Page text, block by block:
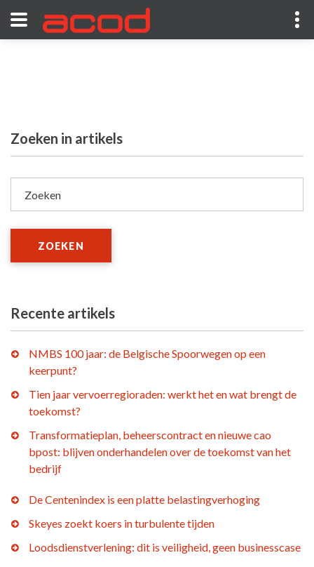
Zoeken in artikels
Zoeken
ZOEKEN
Recente artikels
NMBS 100 jaar: de Belgische Spoorwegen op een
keerpunt?
Tien jaar vervoerregioraden: werkt het en wat brengt de
toekomst?
Transformatieplan, beheerscontract en nieuwe cao
bpost: blijven onderhandelen over de toekomst van het
bedrijf
De Centenindex is een platte belastingverhoging
Skeyes zoekt koers in turbulente tijden
Loodsdienstverlening: dit is veiligheid, geen businesscase